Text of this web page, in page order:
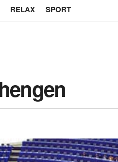
RELAX SPORT